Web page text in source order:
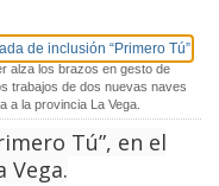
alza los brazos en gesto de
trabajos de dos nuevas naves
a la provincia La Vega.
Tú”, en el
Vega.